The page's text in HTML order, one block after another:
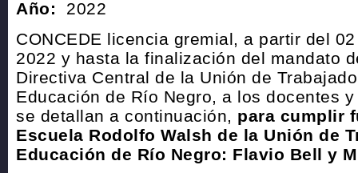
Año:
2022
CONCEDE licencia gremial, a partir del
2022 y hasta la finalización del mandato
Directiva Central de la Unión de
Educación de Río Negro, a los docentes
se detallan a continuación, para cumplir
Escuela Rodolfo Walsh de la Unión de
Educación de Río Negro: Flavio Bell y